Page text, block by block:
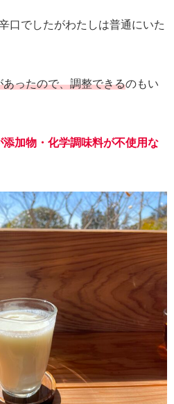
口でしたがわたしは普通にいた
ったので、調整できるのもい
添加物・化学調味料が不使用な